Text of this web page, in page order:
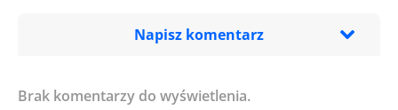
Napisz komentarz
Imię/ Nick*
Brak komentarzy do wyświetlenia.